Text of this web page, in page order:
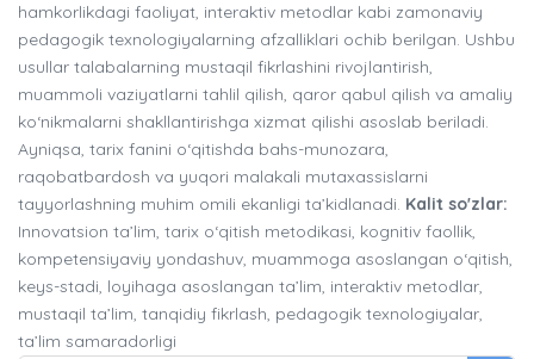
hamkorlikdagi faoliyat, interaktiv metodlar kabi zamonaviy
pedagogik texnologiyalarning afzalliklari ochib berilgan. Ushbu
usullar talabalarning mustaqil fikrlashini rivojlantirish,
muammoli vaziyatlarni tahlil qilish, qaror qabul qilish va amaliy
ko‘nikmalarni shakllantirishga xizmat qilishi asoslab beriladi.
Ayniqsa, tarix fanini o‘qitishda bahs-munozara,
raqobatbardosh va yuqori malakali mutaxassislarni
tayyorlashning muhim omili ekanligi ta’kidlanadi. Kalit so'zlar:
Innovatsion ta’lim, tarix o‘qitish metodikasi, kognitiv faollik,
kompetensiyaviy yondashuv, muammoga asoslangan o‘qitish,
keys-stadi, loyihaga asoslangan ta’lim, interaktiv metodlar,
mustaqil ta’lim, tanqidiy fikrlash, pedagogik texnologiyalar,
ta’lim samaradorligi